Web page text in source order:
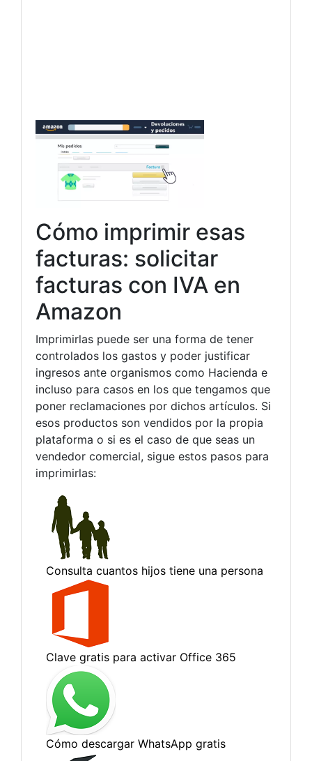
Cómo imprimir esas
facturas: solicitar
facturas con IVA en
Amazon
Imprimirlas puede ser una forma de tener
controlados los gastos y poder justificar
ingresos ante organismos como Hacienda e
incluso para casos en los que tengamos que
poner reclamaciones por dichos artículos. Si
esos productos son vendidos por la propia
plataforma o si es el caso de que seas un
vendedor comercial, sigue estos pasos para
imprimirlas: